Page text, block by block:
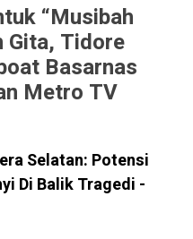
“Musibah
Gita, Tidore
Basarnas
Metro TV
Selatan: Potensi
Di Balik Tragedi -